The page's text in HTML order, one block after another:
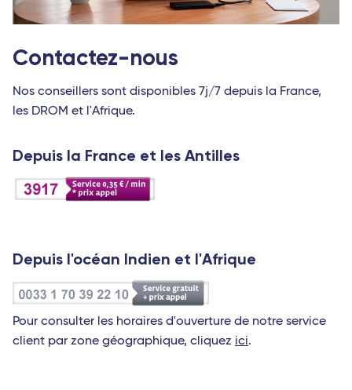
Contactez-nous
Nos conseillers sont disponibles 7j/7 depuis la France,
les DROM et l'Afrique.
Depuis la France et les Antilles
Depuis l'océan Indien et l'Afrique
Pour consulter les horaires d'ouverture de notre service
client par zone géographique, cliquez ici.